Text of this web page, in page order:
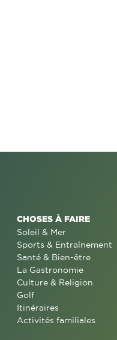
CHOSES À FAIRE
Soleil & Mer
Sports & Entraînement
Santé & Bien-être
La Gastronomie
Culture & Religion
Golf
Itinéraires
Activités familiales